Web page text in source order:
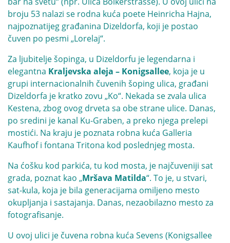
broju 53 nalazi se rodna kuća poete Heinricha Hajna,
najpoznatijeg građanina Dizeldorfa, koji je postao
čuven po pesmi „Lorelaj“.
Za ljubitelje šopinga, u Dizeldorfu je legendarna i
elegantna Kraljevska aleja – Konigsallee, koja je u
grupi internacionalnih čuvenih šoping ulica, građani
Dizeldorfa je kratko zovu „Ko“. Nekada se zvala ulica
Kestena, zbog ovog drveta sa obe strane ulice. Danas,
po sredini je kanal Ku-Graben, a preko njega prelepi
mostići. Na kraju je poznata robna kuća Galleria
Kaufhof i fontana Tritona kod poslednjeg mosta.
Na ćošku kod parkića, tu kod mosta, je najčuveniji sat
grada, poznat kao „Mršava Matilda“. To je, u stvari,
sat-kula, koja je bila generacijama omiljeno mesto
okupljanja i sastajanja. Danas, nezaobilazno mesto za
fotografisanje.
U ovoj ulici je čuvena robna kuća Sevens (Konigsallee